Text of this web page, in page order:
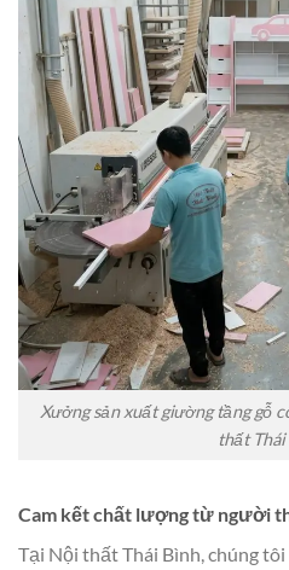
Xưởng sản xuất giường tầng gỗ
thất
Cam kết chất lượng từ người
Tại Nội thất Thái Bình, chúng